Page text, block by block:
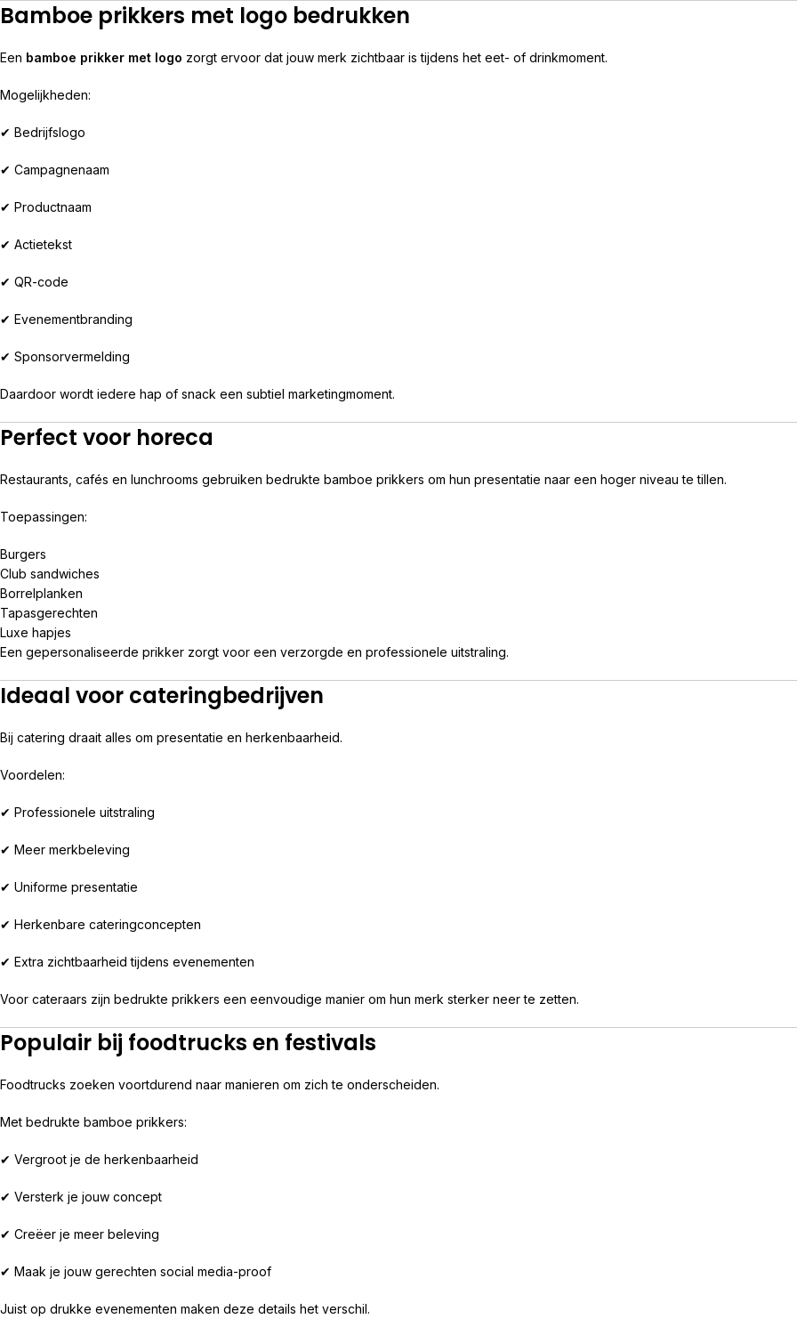
Bamboe prikkers met logo bedrukken
Een bamboe prikker met logo zorgt ervoor dat jouw merk zichtbaar is tijdens het eet- of drinkmoment.
Mogelijkheden:
✔ Bedrijfslogo
✔ Campagnenaam
✔ Productnaam
✔ Actietekst
✔ QR-code
✔ Evenementbranding
✔ Sponsorvermelding
Daardoor wordt iedere hap of snack een subtiel marketingmoment.
Perfect voor horeca
Restaurants, cafés en lunchrooms gebruiken bedrukte bamboe prikkers om hun presentatie naar een hoger niveau te tillen.
Toepassingen:
Burgers
Club sandwiches
Borrelplanken
Tapasgerechten
Luxe hapjes
Een gepersonaliseerde prikker zorgt voor een verzorgde en professionele uitstraling.
Ideaal voor cateringbedrijven
Bij catering draait alles om presentatie en herkenbaarheid.
Voordelen:
✔ Professionele uitstraling
✔ Meer merkbeleving
✔ Uniforme presentatie
✔ Herkenbare cateringconcepten
✔ Extra zichtbaarheid tijdens evenementen
Voor cateraars zijn bedrukte prikkers een eenvoudige manier om hun merk sterker neer te zetten.
Populair bij foodtrucks en festivals
Foodtrucks zoeken voortdurend naar manieren om zich te onderscheiden.
Met bedrukte bamboe prikkers:
✔ Vergroot je de herkenbaarheid
✔ Versterk je jouw concept
✔ Creëer je meer beleving
✔ Maak je jouw gerechten social media-proof
Juist op drukke evenementen maken deze details het verschil.